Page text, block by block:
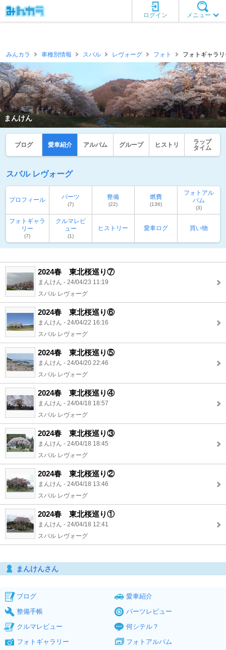
メニュー
ログイン
みんカラ 車種別情報 スバル レヴォーグ フォト フォトギャラ
まんけん
ブログ 愛車紹介 アルバム グループ ヒストリ
ラップ
タイム
スバル レヴォーグ
プロフィール パーツ
(7)
整備
(22)
燃費
(136)
フォトアル
バム
(3)
フォトギャラ
リー
(7)
クルマレビ
ュー
(1)
ヒストリー 愛車ログ 買い物
2024春 東北桜巡り⑦
まんけん - 24/04/23 11:19
スバル レヴォーグ
2024春 東北桜巡り⑥
まんけん - 24/04/22 16:16
スバル レヴォーグ
2024春 東北桜巡り⑤
まんけん - 24/04/20 22:46
スバル レヴォーグ
2024春 東北桜巡り④
まんけん - 24/04/18 18:57
スバル レヴォーグ
2024春 東北桜巡り③
まんけん - 24/04/18 18:45
スバル レヴォーグ
2024春 東北桜巡り②
まんけん - 24/04/18 13:46
スバル レヴォーグ
2024春 東北桜巡り①
まんけん - 24/04/18 12:41
スバル レヴォーグ
まんけんさん
ブログ
愛車紹介
整備手帳
パーツレビュー
クルマレビュー
何シテル？
フォトギャラリー
フォトアルバム